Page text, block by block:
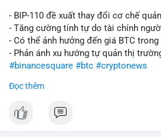
- BIP-110 đề xuất thay đổi cơ chế
- Tăng cường tính tự do tài chính
- Có thể ảnh hưởng đến giá BTC
- Phản ánh xu hướng tự quản thị
#binancesquare #btc #cryptonews
$btc
#vlikevn #titanbot
Đọc thêm